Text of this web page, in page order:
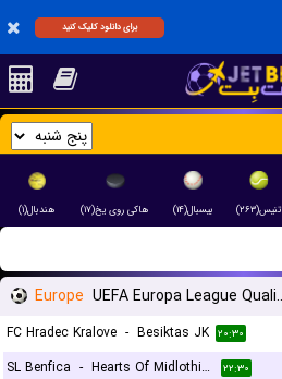
برای دانلود کلیک کنید
تنیس(۲۶۳) بیسبال(۱۴) هاکی روی یخ(۱۷) هندبال(۱)
Europe UEFA Europa League Qualification
FC Hradec Kralove - Besiktas JK ۲۰:۳۰
SL Benfica - Hearts Of Midlothian FC ۲۲:۳۰